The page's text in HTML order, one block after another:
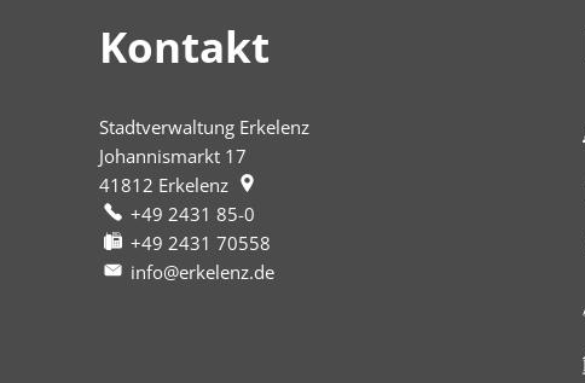
Kontakt
Stadtverwaltung Erkelenz
Johannismarkt 17
41812 Erkelenz
+49 2431 85-0
+49 2431 70558
info@erkelenz.de